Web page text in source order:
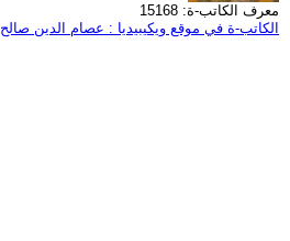
معرف الكاتب-ة: 15168
الكاتب-ة في موقع ويكيبيديا : عصام الدين صالح